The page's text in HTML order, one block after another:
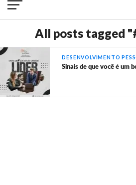
All posts tagged
DESENVOLVIMENTO
Sinais de que você é um